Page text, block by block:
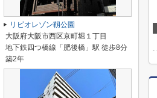
リビオレゾン靱公園
大阪府大阪市西区京町堀１丁目
地下鉄四つ橋線「肥後橋」駅 徒歩8分
築2年